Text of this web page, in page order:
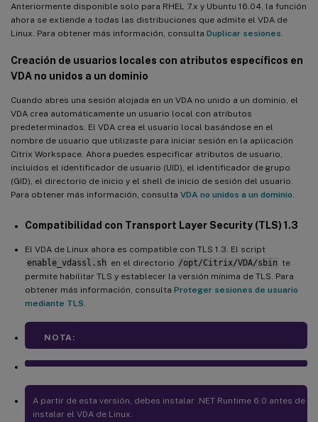
Anteriormente disponible solo para RHEL 7.x y Ubuntu 16.04, la función
ahora se extiende a todas las distribuciones que admite el VDA de
Linux. Para obtener más información, consulta Duplicar sesiones
Creación de usuarios locales con atributos específicos en
VDA no unidos a un dominio
Cuando abres una sesión alojada en un VDA no unido a un dominio, el
VDA crea automáticamente un usuario local con atributos
predeterminados. El VDA crea el usuario local basándose en el
nombre de usuario que utilizaste para iniciar sesión en la aplicación
Citrix Workspace. Ahora puedes especificar atributos de usuario,
incluidos el identificador de usuario (UID), el identificador de grupo
(GID), el directorio de inicio y el shell de inicio de sesión del usuario.
Para obtener más información, consulta VDA no unidos a un dominio
Compatibilidad con Transport Layer Security (TLS) 1.3
El VDA de Linux ahora es compatible con TLS 1.3. El script
enable_vdassl.sh en el directorio /opt/Citrix/VDA/sbin te
permite habilitar TLS y establecer la versión mínima de TLS. Para
obtener más información, consulta Proteger sesiones de usuario
mediante TLS
NOTA:
A partir de esta versión, debes instalar .NET Runtime 6.0 antes de
instalar el VDA de Linux.